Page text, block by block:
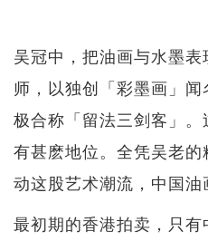
吴冠中，把油画与水墨
师，以独创「彩墨画」
极合称「留法三剑客」
有甚麽地位。全凭吴老
动这股艺术潮流，中国油
最初期的香港拍卖，只